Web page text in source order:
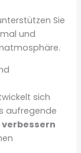
Sie
und
sich
aufregende